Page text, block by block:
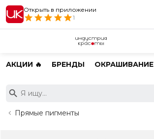
Открыть в приложении
1
АКЦИИ 🔥 БРЕНДЫ ОКРАШИВАНИЕ
Прямые пигменты